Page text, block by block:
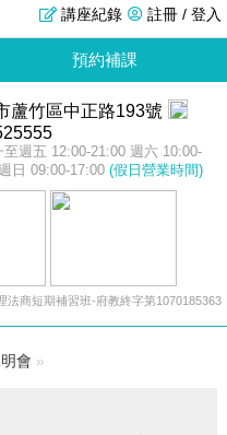
註冊 / 登入
講座紀錄
預約補課
蘆竹區中正路193號
至週五 12:00-21:00 週六 10:00-
日 09:00-17:00 (假日營業時間)
法商短期補習班-府教終字第1070185363
會 »